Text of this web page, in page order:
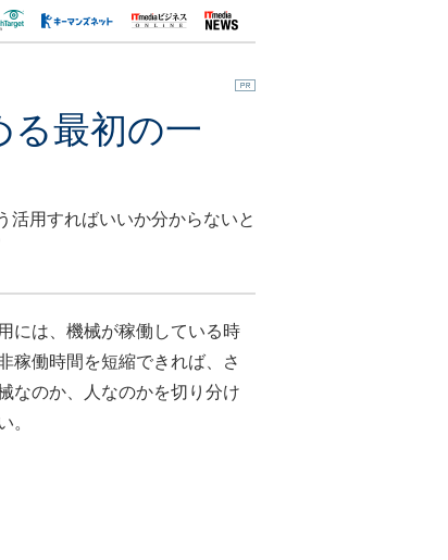
る最初の一
活用すればいいか分からないと
には、機械が稼働している時
稼働時間を短縮できれば、さ
なのか、人なのかを切り分け
。